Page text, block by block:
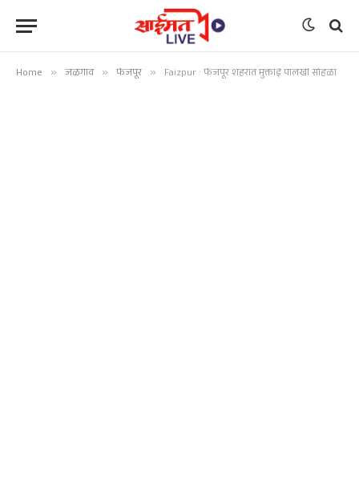
Home » जळगाव » फैजपूर » Faizpur : फैजपूर शहरात मुक्ताई पालखी सोहळा